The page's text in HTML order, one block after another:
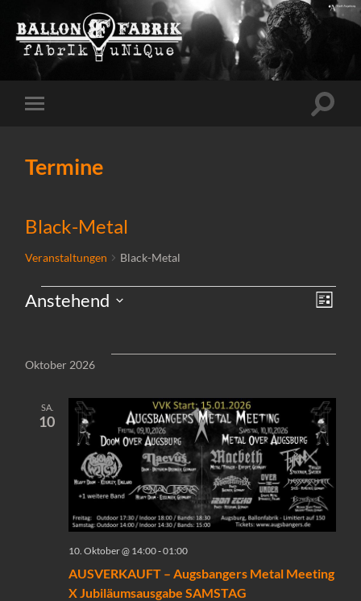
Mobile-
Termine
Black-Metal
Veranstaltungen Black-Metal
Liste
Anstehend
Oktober 2026
SA.
10
10. Oktober @ 14:00-01:00
AUSVERKAUFT – Augsbangers Metal Meeting
X Jubiläumsausgabe SAMSTAG